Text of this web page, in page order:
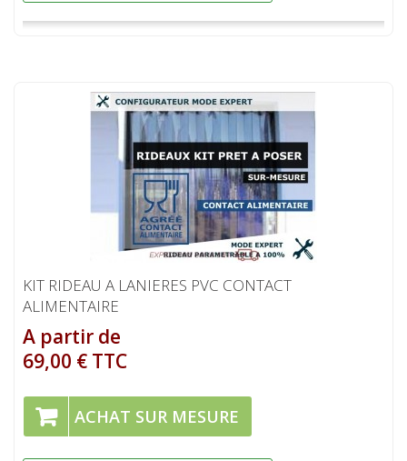
KIT RIDEAU A LANIERES PVC CONTACT
ALIMENTAIRE
A partir de
69,00 € TTC
ACHAT SUR MESURE